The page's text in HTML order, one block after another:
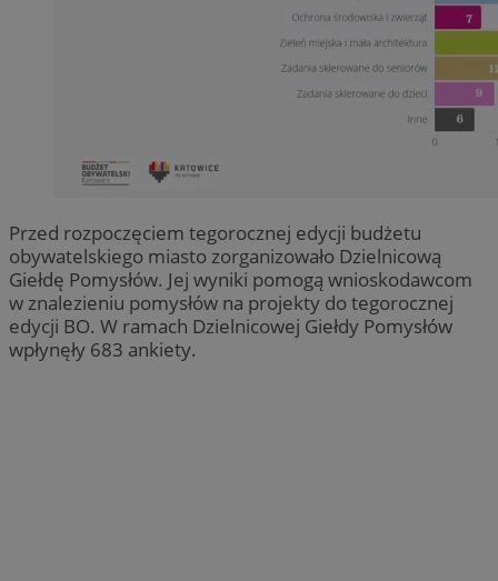
Przed rozpoczęciem tegorocznej edycji budżetu
obywatelskiego miasto zorganizowało Dzielnicową
Giełdę Pomysłów. Jej wyniki pomogą wnioskodawcom
w znalezieniu pomysłów na projekty do tegorocznej
edycji BO. W ramach Dzielnicowej Giełdy Pomysłów
wpłynęły 683 ankiety.